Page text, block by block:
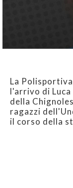
La
l'arrivo di
della
ragazzi
il corso della